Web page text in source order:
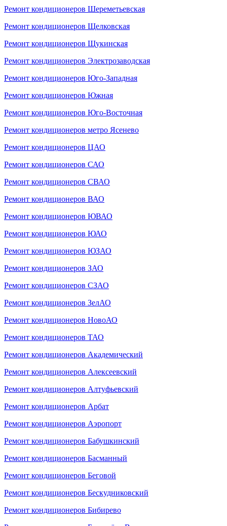
Ремонт кондиционеров Шереметьевская
Ремонт кондиционеров Щелковская
Ремонт кондиционеров Щукинская
Ремонт кондиционеров Электрозаводская
Ремонт кондиционеров Юго-Западная
Ремонт кондиционеров Южная
Ремонт кондиционеров Юго-Восточная
Ремонт кондиционеров метро Ясенево
Ремонт кондиционеров ЦАО
Ремонт кондиционеров САО
Ремонт кондиционеров СВАО
Ремонт кондиционеров ВАО
Ремонт кондиционеров ЮВАО
Ремонт кондиционеров ЮАО
Ремонт кондиционеров ЮЗАО
Ремонт кондиционеров ЗАО
Ремонт кондиционеров СЗАО
Ремонт кондиционеров ЗелАО
Ремонт кондиционеров НовоАО
Ремонт кондиционеров ТАО
Ремонт кондиционеров Академический
Ремонт кондиционеров Алексеевский
Ремонт кондиционеров Алтуфьевский
Ремонт кондиционеров Арбат
Ремонт кондиционеров Аэропорт
Ремонт кондиционеров Бабушкинский
Ремонт кондиционеров Басманный
Ремонт кондиционеров Беговой
Ремонт кондиционеров Бескудниковский
Ремонт кондиционеров Бибирево